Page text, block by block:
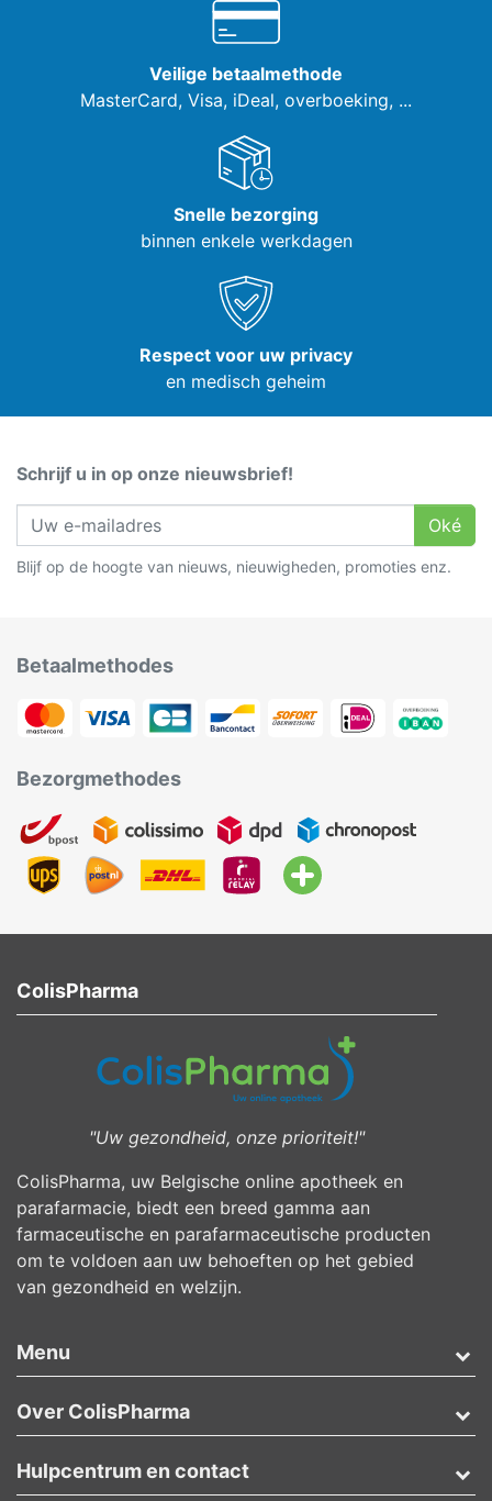
Veilige betaalmethode
MasterCard, Visa, iDeal, overboeking, ...
Snelle bezorging
binnen enkele werkdagen
Respect voor uw privacy
en medisch geheim
Schrijf u in op onze nieuwsbrief!
Oké
Blijf op de hoogte van nieuws, nieuwigheden, promoties enz.
Betaalmethodes
Bezorgmethodes
ColisPharma
"Uw gezondheid, onze prioriteit!"
ColisPharma, uw Belgische online apotheek en
parafarmacie, biedt een breed gamma aan
farmaceutische en parafarmaceutische producten
om te voldoen aan uw behoeften op het gebied
van gezondheid en welzijn.
Menu
Over ColisPharma
Hulpcentrum en contact